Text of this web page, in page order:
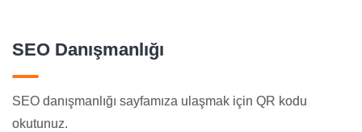
SEO Danışmanlığı
SEO danışmanlığı sayfamıza ulaşmak için QR kodu
okutunuz.